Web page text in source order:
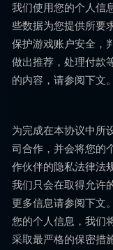
我们使用您的个人信
些数据为您提供所要
保护游戏账户安全，
做出推荐，处理付款
的内容，请参阅下文。
为完成在本协议中所
司合作，并会将您的
作伙伴的隐私法律法
我们只会在取得允许
更多信息请参阅下文
您的个人信息，我们
采取最严格的保密措